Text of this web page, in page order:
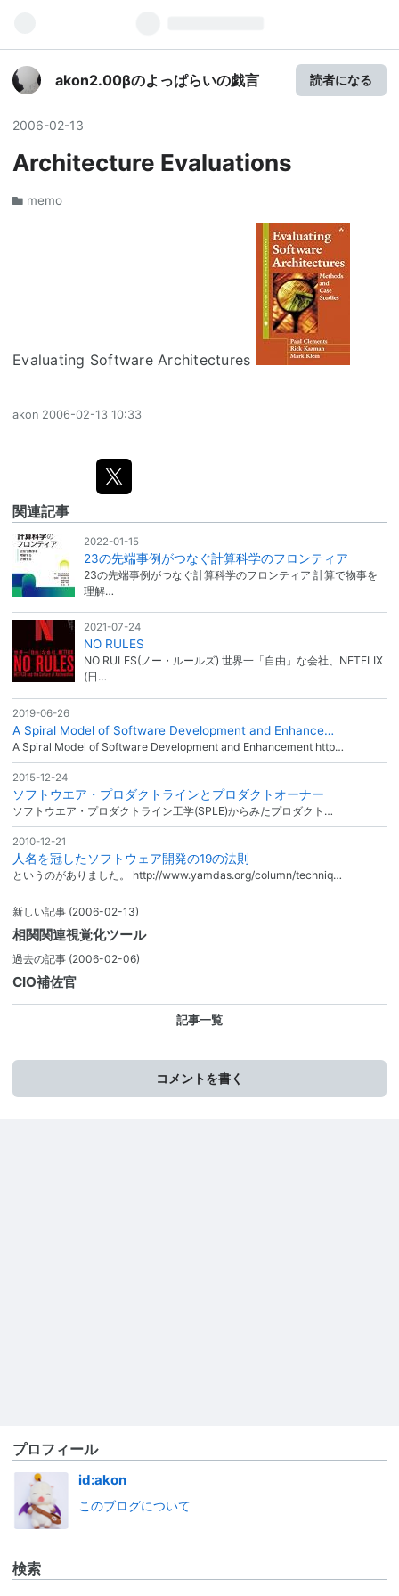
akon2.00βのよっぱらいの戯言 読者になる
2006-02-13
Architecture Evaluations
memo
Evaluating Software Architectures
akon 2006-02-13 10:33
関連記事
2022-01-15
23の先端事例がつなぐ計算科学のフロンティア
23の先端事例がつなぐ計算科学のフロンティア 計算で物事を
理解…
2021-07-24
NO RULES
NO RULES(ノー・ルールズ) 世界一「自由」な会社、NETFLIX
(日…
2019-06-26
A Spiral Model of Software Development and Enhance…
A Spiral Model of Software Development and Enhancement http…
2015-12-24
ソフトウエア・プロダクトラインとプロダクトオーナー
ソフトウエア・プロダクトライン工学(SPLE)からみたプロダクト…
2010-12-21
人名を冠したソフトウェア開発の19の法則
というのがありました。 http://www.yamdas.org/column/techniq…
新しい記事 (2006-02-13)
相関関連視覚化ツール
過去の記事 (2006-02-06)
CIO補佐官
記事一覧
コメントを書く
プロフィール
id:akon
このブログについて
検索